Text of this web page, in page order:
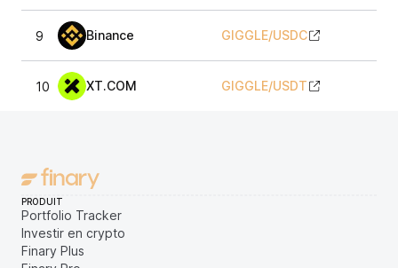
9 Binance GIGGLE/USDC
10 XT.COM GIGGLE/USDT
PRODUIT
Portfolio Tracker
Investir en crypto
Finary Plus